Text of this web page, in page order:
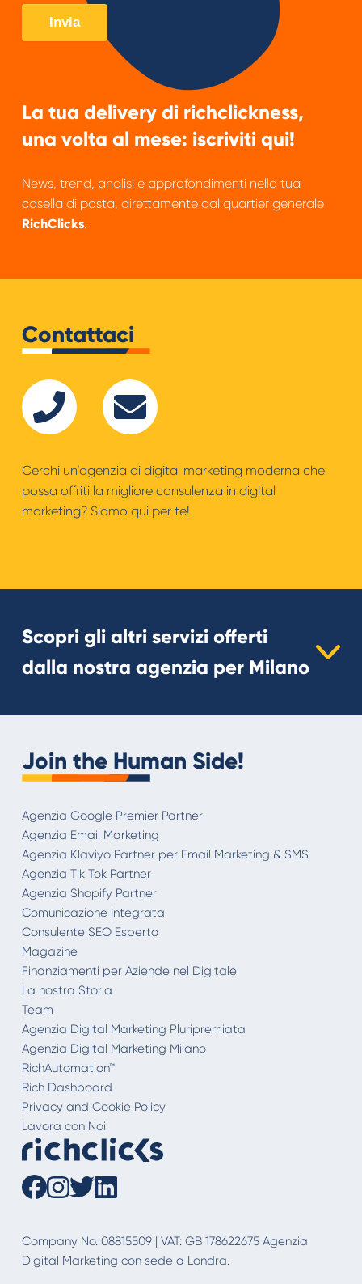
La tua delivery di richclickness,
una volta al mese: iscriviti qui!
News, trend, analisi e approfondimenti nella tua
casella di posta, direttamente dal quartier generale
RichClicks.
Contattaci
Cerchi un’agenzia di digital marketing moderna che
possa offriti la migliore consulenza in digital
marketing? Siamo qui per te!
Scopri gli altri servizi offerti
dalla nostra agenzia per Milano
Agenzia eCommerce Shopify Milano
Join the Human Side!
Agenzia Google Premier Partner
Agenzia Email Marketing
Agenzia Klaviyo Partner per Email Marketing & SMS
Agenzia Tik Tok Partner
Agenzia Shopify Partner
Comunicazione Integrata
Consulente SEO Esperto
Magazine
Finanziamenti per Aziende nel Digitale
La nostra Storia
Team
Agenzia Digital Marketing Pluripremiata
Agenzia Digital Marketing Milano
RichAutomation™
Rich Dashboard
Privacy and Cookie Policy
Lavora con Noi
Company No. 08815509 | VAT: GB 178622675 Agenzia
Digital Marketing con sede a Londra.